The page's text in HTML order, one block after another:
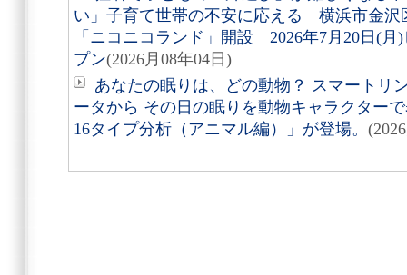
い」子育て世帯の不安に応える 横浜市金沢
「ニコニコランド」開設 2026年7月20日(
プン(2026月08年04日)
あなたの眠りは、どの動物？ スマートリ
ータから その日の眠りを動物キャラクター
16タイプ分析（アニマル編）」が登場。